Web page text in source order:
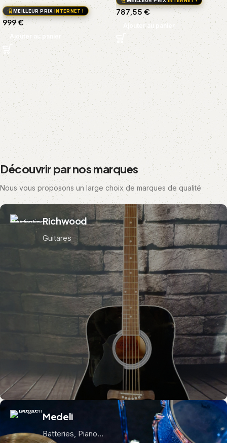
MEILLEUR PRIX INTERNET !
999€
Ajouter au panier
787,55€
Ajouter au panier
Découvrir par nos marques
Nous vous proposons un large choix de marques de qualité
Richwood
Guitares
Medeli
Batteries, Piano...